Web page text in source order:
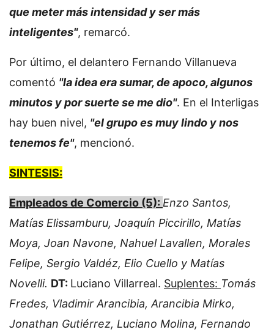
que meter más intensidad y ser más
inteligentes", remarcó.
Por último, el delantero Fernando Villanueva
comentó "la idea era sumar, de apoco, algunos
minutos y por suerte se me dio". En el Interligas
hay buen nivel, "el grupo es muy lindo y nos
tenemos fe", mencionó.
SINTESIS:
Empleados de Comercio (5): Enzo Santos,
Matías Elissamburu, Joaquín Piccirillo, Matías
Moya, Joan Navone, Nahuel Lavallen, Morales
Felipe, Sergio Valdéz, Elio Cuello y Matías
Novelli. DT: Luciano Villarreal. Suplentes: Tomás
Fredes, Vladimir Arancibia, Arancibia Mirko,
Jonathan Gutiérrez, Luciano Molina, Fernando